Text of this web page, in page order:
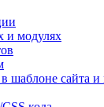
и модулях
шаблоне сайта и